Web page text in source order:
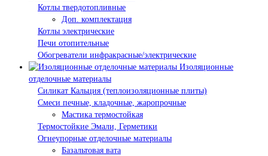
Котлы твердотопливные
Доп. комплектация
Котлы электрические
Печи отопительные
Обогреватели инфракрасные/электрические
Изоляционные
отделочные материалы
Силикат Кальция (теплоизоляционные плиты)
Смеси печные, кладочные, жаропрочные
Мастика термостойкая
Термостойкие Эмали, Герметики
Огнеупорные отделочные материалы
Базальтовая вата